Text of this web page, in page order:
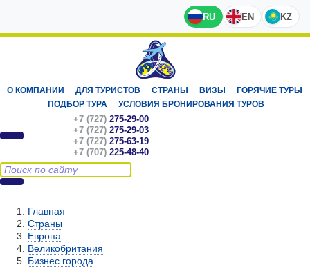
RU EN KZ
О КОМПАНИИ ДЛЯ ТУРИСТОВ СТРАНЫ ВИЗЫ
ГОРЯЧИЕ ТУРЫ
ПОДБОР ТУРА
УСЛОВИЯ БРОНИРОВАНИЯ ТУРОВ
+7 (727) 275-29-00
+7 (727) 275-29-03
+7 (727) 275-63-19
+7 (707) 225-48-40
Главная
Страны
Европа
Великобритания
Бизнес города